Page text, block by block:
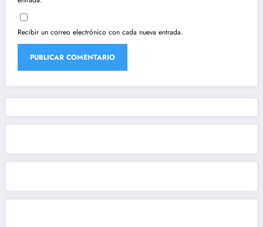
Recibir un correo electrónico con cada nueva entrada.